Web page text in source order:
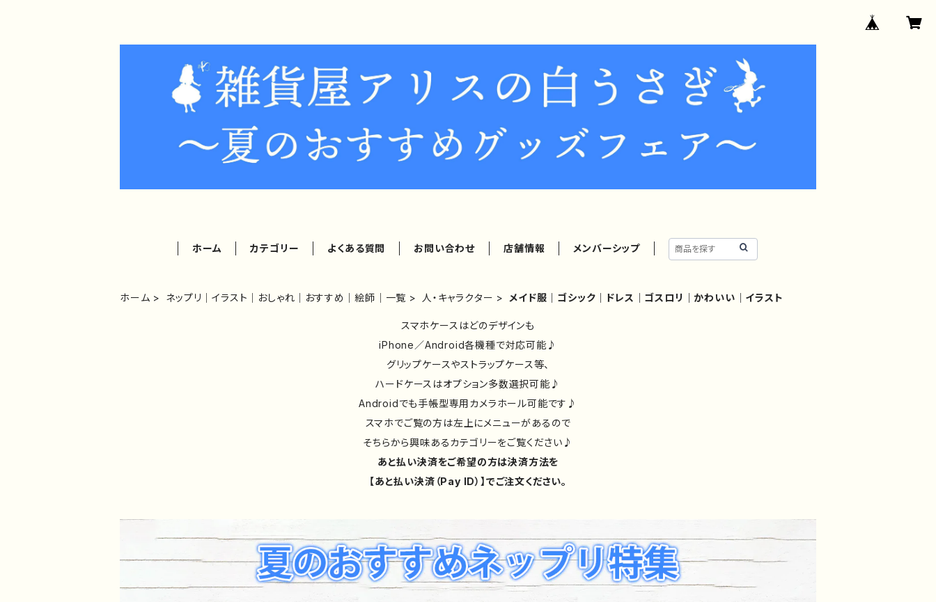
ホーム カテゴリー よくある質問 お問い合わせ 店舗情報 メンバーシップ
ホーム ネップリ｜イラスト｜おしゃれ｜おすすめ｜絵師｜一覧 人・キャラクター メイド服｜ゴシック｜ドレス｜ゴスロリ｜かわいい｜イラスト
スマホケースはどのデザインも
iPhone／Android各機種で対応可能♪
グリップケースやストラップケース等、
ハードケースはオプション多数選択可能♪
Androidでも手帳型専用カメラホール可能です♪
スマホでご覧の方は左上にメニューがあるので
そちらから興味あるカテゴリーをご覧ください♪
あと払い決済をご希望の方は決済方法を
【あと払い決済（Pay ID）】でご注文ください。